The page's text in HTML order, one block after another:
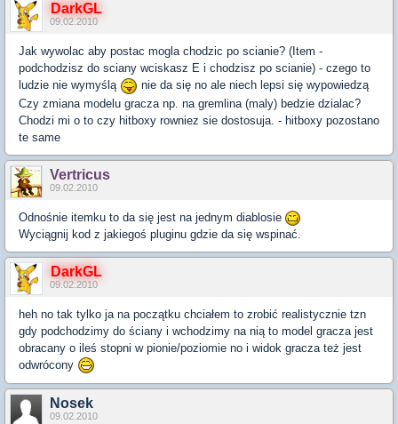
DarkGL
09.02.2010
Jak wywolac aby postac mogla chodzic po scianie? (Item -
podchodzisz do sciany wciskasz E i chodzisz po scianie) - czego to
ludzie nie wymyślą
nie da się no ale niech lepsi się wypowiedzą
Czy zmiana modelu gracza np. na gremlina (maly) bedzie dzialac?
Chodzi mi o to czy hitboxy rowniez sie dostosuja. - hitboxy pozostano
te same
Vertricus
09.02.2010
Odnośnie itemku to da się jest na jednym diablosie
Wyciągnij kod z jakiegoś pluginu gdzie da się wspinać.
DarkGL
09.02.2010
heh no tak tylko ja na początku chciałem to zrobić realistycznie tzn
gdy podchodzimy do ściany i wchodzimy na nią to model gracza jest
obracany o ileś stopni w pionie/poziomie no i widok gracza też jest
odwrócony
Nosek
09.02.2010